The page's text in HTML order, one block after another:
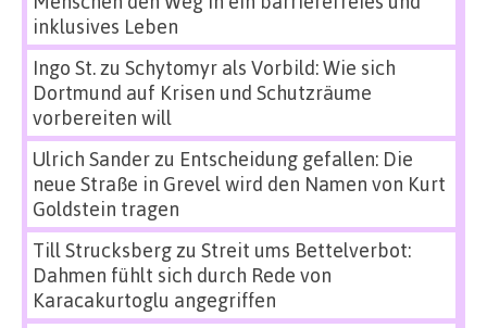
inklusives Leben
Ingo St.zu Schytomyr als Vorbild: Wie sich
Dortmund auf Krisen und Schutzräume
vorbereiten will
Ulrich Sanderzu Entscheidung gefallen: Die
neue Straße in Grevel wird den Namen von Kurt
Goldstein tragen
Till Strucksbergzu Streit ums Bettelverbot:
Dahmen fühlt sich durch Rede von
Karacakurtoglu angegriffen